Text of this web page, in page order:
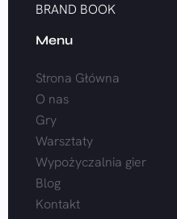
BRAND BOOK
Menu
Strona Główna
O nas
Gry
Warsztaty
Wypożyczalnia gier
Blog
Kontakt